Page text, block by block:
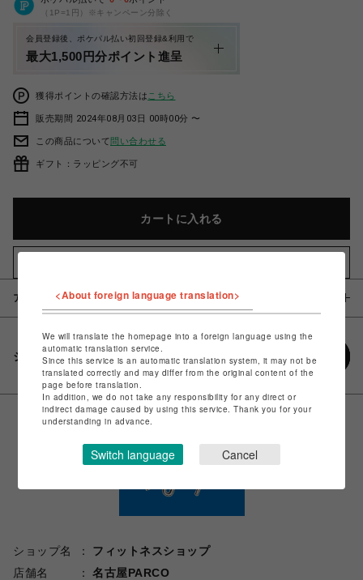
（1P=1円）※キャンペーン分除く
会員登録後、ポケパル払い初回登録&利用で
最大1,500円分ポイント進呈
獲得ポイントの確認方法は こちら
販売期間 2024年08月03日 00時00分 〜
この商品について問い合わせる
ギフト：ラッピング不可
カートに入れる
アイテム説明 / 素材
シェアする
ショップ名
フィットネスショップ
店舗名
名古屋PARCO
<About foreign language translation>
We will translate the homepage into a foreign language using the
automatic translation service.
Since this service is an automatic translation system, it may not be
translated correctly and may differ from the original content of the
page before translation.
In addition, we do not take any responsibility for any direct or
indirect damage caused by using this service. Thank you for your
understanding in advance.
Switch language Cancel